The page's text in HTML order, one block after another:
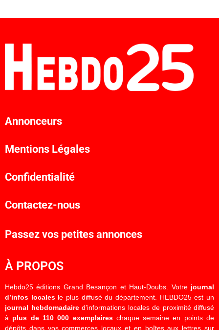
Annonceurs
Mentions Légales
Confidentialité
Contactez-nous
Passez vos petites annonces
À PROPOS
Hebdo25 éditions Grand Besançon et Haut-Doubs. Votre journal
d’infos localesle plus diffusé du département. HEBDO25 est un
journal hebdomadaired’informations locales de proximité diffusé
à plus de 110 000 exemplaireschaque semaine en points de
dépôts dans vos commerces locaux et en boîtes aux lettres sur